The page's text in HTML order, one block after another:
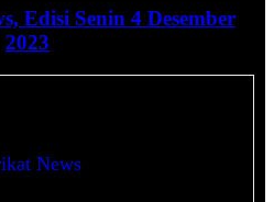
Edisi Senin 4 Desember
2023
News